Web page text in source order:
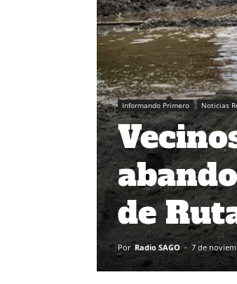
Informando Primero Noticias
de
Por Radio SAGO - 7 de